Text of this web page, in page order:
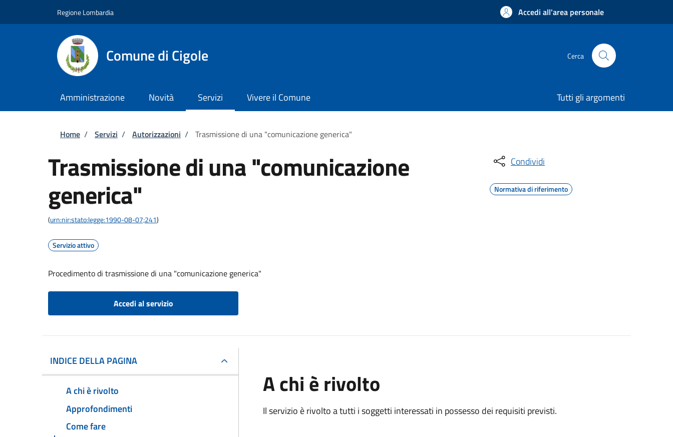
Regione Lombardia Accedi all'area personale
Comune di Cigole Cerca
Amministrazione Novità Servizi Vivere il Comune Tutti gli argomenti
Briciole di pane
Home / Servizi / Autorizzazioni / Trasmissione di una "comunicazione generica"
Trasmissione di una "comunicazione
generica"
(urn:nir:stato:legge:1990-08-07;241)
Servizio attivo
Procedimento di trasmissione di una "comunicazione generica"
Accedi al servizio
Condividi
Normativa di riferimento
INDICE DELLA PAGINA
A chi è rivolto
Approfondimenti
Come fare
A chi è rivolto
Il servizio è rivolto a tutti i soggetti interessati in possesso dei requisiti previsti.